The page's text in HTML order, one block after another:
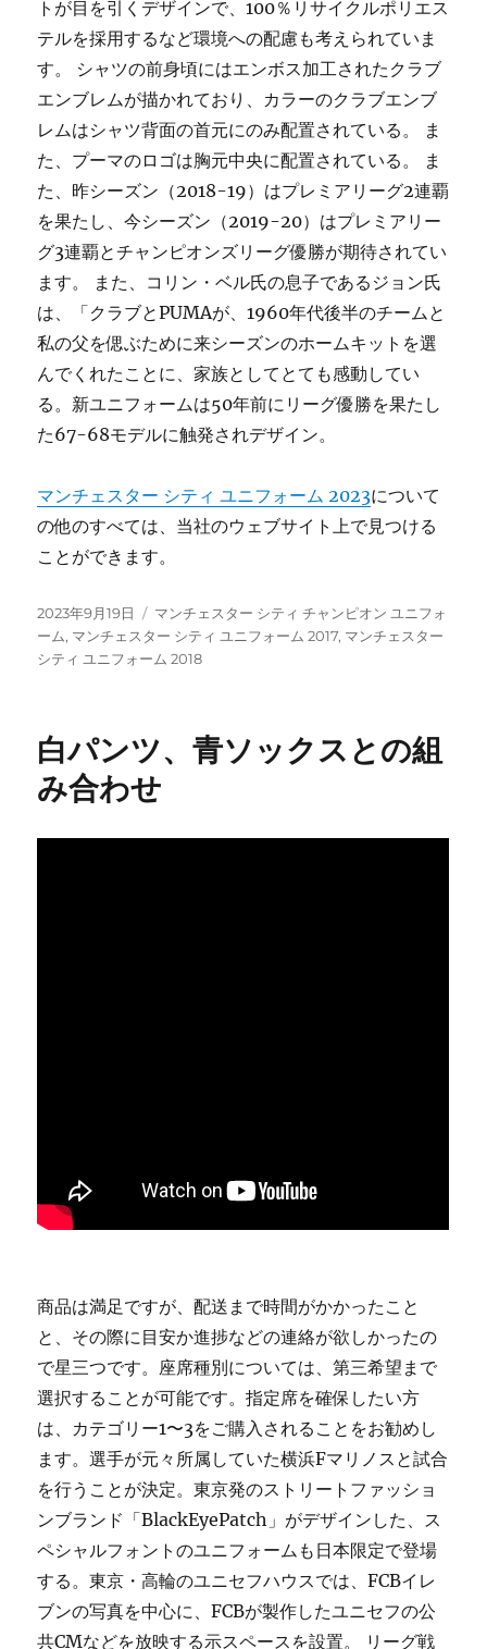
トが目を引くデザインで、100％リサイクルポリエス
テルを採用するなど環境への配慮も考えられていま
す。 シャツの前身頃にはエンボス加工されたクラブ
エンブレムが描かれており、カラーのクラブエンブ
レムはシャツ背面の首元にのみ配置されている。 ま
た、プーマのロゴは胸元中央に配置されている。 ま
た、昨シーズン（2018-19）はプレミアリーグ2連覇
を果たし、今シーズン（2019-20）はプレミアリー
グ3連覇とチャンピオンズリーグ優勝が期待されてい
ます。 また、コリン・ベル氏の息子であるジョン氏
は、「クラブとPUMAが、1960年代後半のチームと
私の父を偲ぶために来シーズンのホームキットを選
んでくれたことに、家族としてとても感動してい
る。新ユニフォームは50年前にリーグ優勝を果たし
た67-68モデルに触発されデザイン。
マンチェスター シティ ユニフォーム 2023について
の他のすべては、当社のウェブサイト上で見つける
ことができます。
投
稿
日:
2023年9月19日
タ
グ
マンチェスター シティ チャンピオン ユニフォ
ーム, マンチェスター シティ ユニフォーム 2017, マンチェスター
シティ ユニフォーム 2018
白パンツ、青ソックスとの組
み合わせ
商品は満足ですが、配送まで時間がかかったこと
と、その際に目安か進捗などの連絡が欲しかったの
で星三つです。座席種別については、第三希望まで
選択することが可能です。指定席を確保したい方
は、カテゴリー1〜3をご購入されることをお勧めし
ます。選手が元々所属していた横浜Fマリノスと試合
を行うことが決定。東京発のストリートファッショ
ンブランド「BlackEyePatch」がデザインした、ス
ペシャルフォントのユニフォームも日本限定で登場
する。東京・高輪のユニセフハウスでは、FCBイレ
ブンの写真を中心に、FCBが製作したユニセフの公
共CMなどを放映する示スペースを設置。 リーグ戦